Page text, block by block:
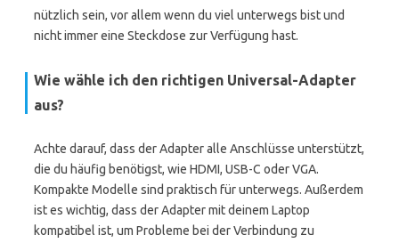
nützlich sein, vor allem wenn du viel unterwegs bist und
nicht immer eine Steckdose zur Verfügung hast.
Wie wähle ich den richtigen Universal-Adapter
aus?
Achte darauf, dass der Adapter alle Anschlüsse unterstützt,
die du häufig benötigst, wie HDMI, USB-C oder VGA.
Kompakte Modelle sind praktisch für unterwegs. Außerdem
ist es wichtig, dass der Adapter mit deinem Laptop
kompatibel ist, um Probleme bei der Verbindung zu